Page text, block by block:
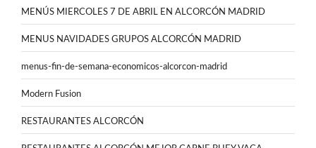
MENÚS MIERCOLES 7 DE ABRIL EN ALCORCÓN MADRID
MENUS NAVIDADES GRUPOS ALCORCÓN MADRID
menus-fin-de-semana-economicos-alcorcon-madrid
Modern Fusion
RESTAURANTES ALCORCÓN